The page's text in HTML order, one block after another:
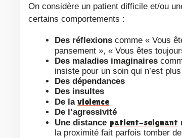
On considère un patient difficile et/ou une prise en charge comme étant « difficile » suite à des demandes abusives et
certains comportements :
Des réflexions comme « Vous
pansement », « Vous êtes
Des maladies imaginaires
insiste pour un soin qui n’est
Des dépendances
Des insultes
De la violence
De l’agressivité
Une distance patient-soignant
la proximité fait parfois tomber